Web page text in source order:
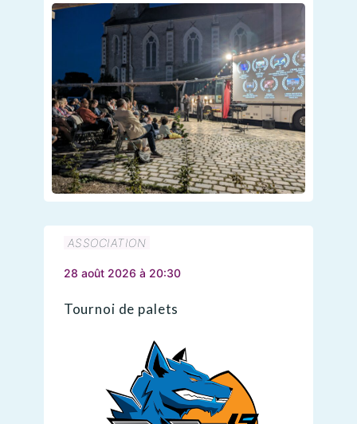
ASSOCIATION
28 août 2026 à 20:30
Tournoi de palets